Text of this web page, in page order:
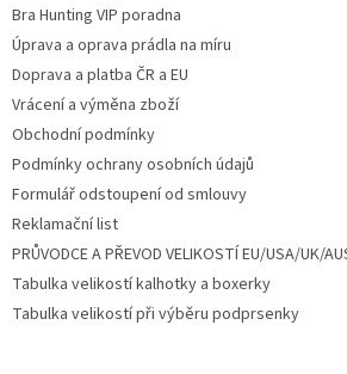
Bra Hunting VIP poradna
Úprava a oprava prádla na míru
Doprava a platba ČR a EU
Vrácení a výměna zboží
Obchodní podmínky
Podmínky ochrany osobních údajů
Formulář odstoupení od smlouvy
Reklamační list
PRŮVODCE A PŘEVOD VELIKOSTÍ EU/USA/UK/
Tabulka velikostí kalhotky a boxerky
Tabulka velikostí při výběru podprsenky